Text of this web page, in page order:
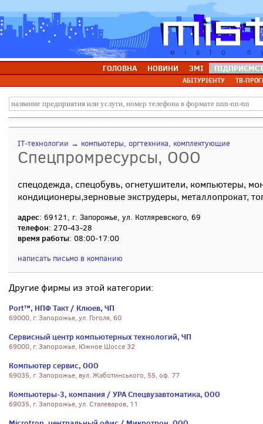
ГОЛОВНА НОВИНИ ЗМІ
АБІТУРІЄНТУ ТВ-
IT-технологии → компьютеры, оргтехника, комплектующие
Спецпромресурсы, ООО
спецодежда, спецобувь, огнетушители, компьютеры,
кондиционеры,зерновые экструдеры, металлопрокат,
адрес: 69121, г. Запорожье, ул. Котляревского, 69
телефон: 270-43-28
время работы: 08:00-17:00
написать письмо в компанию
Другие фирмы из этой категории:
Port™, НПФ Такт / Клюев, ЧП
69000, г. Запорожье, ул. Гоголя, 60
Сервисный центр компьютерных технологий, ЧП
69000, г. Запорожье, Южное Шоссе 32
Компьютер сервис, ООО
69035, г. Запорожье, вул. Жаботинського, 55, оф. 77
Компьютеры-3, компания / УРА Спецвузавтоматика, ООО
69035, г. Запорожье, ул. Сталеваров, 11